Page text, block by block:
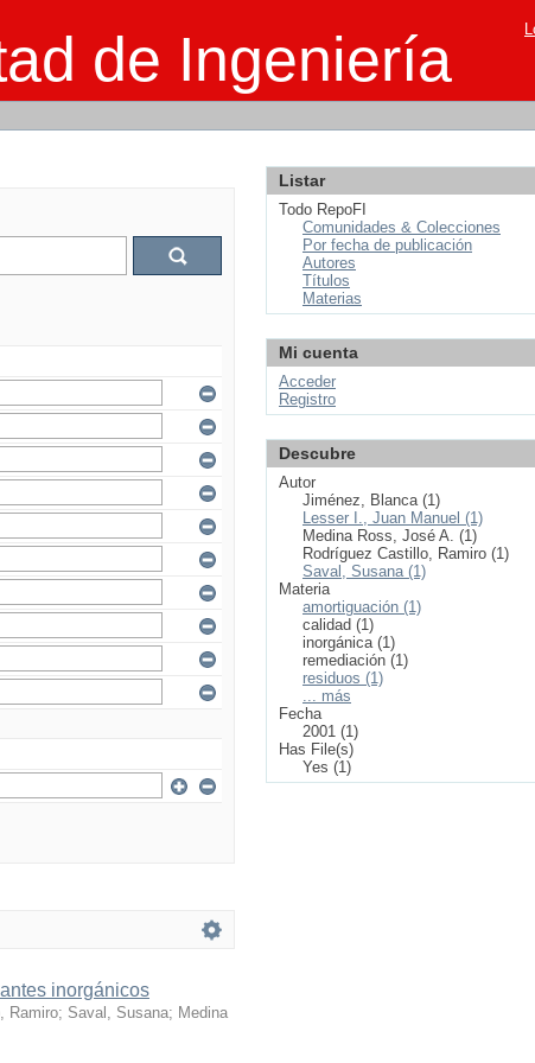
de Ingeniería
inorgánicos
Ramiro; Saval, Susana; Medina
Listar
Todo RepoFI
Comunidades & Colecciones
Por fecha de publicación
Autores
Títulos
Materias
Mi cuenta
Acceder
Registro
Descubre
Autor
Jiménez, Blanca (1)
Lesser I., Juan Manuel (1)
Medina Ross, José A. (1)
Rodríguez Castillo, Ramiro (1)
Saval, Susana (1)
Materia
amortiguación (1)
calidad (1)
inorgánica (1)
remediación (1)
residuos (1)
... más
Fecha
2001 (1)
Has File(s)
Yes (1)